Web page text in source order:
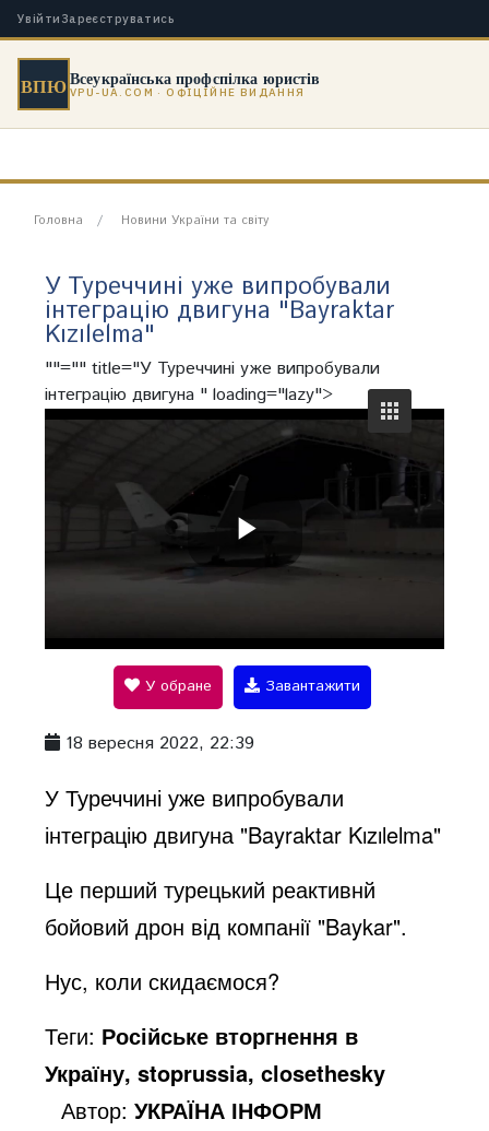
Увійти Зареєструватись
ВПЮВсеукраїнська профспілка юристів
VPU-UA.COM · ОФІЦІЙНЕ ВИДАННЯ
Головна Новини України та світу
У Туреччині уже випробували
інтеграцію двигуна "Bayraktar
Kızılelma"
""="" title="У Туреччині уже випробували
інтеграцію двигуна " loading="lazy">
P
l
a
y
V
i
d
e
У обране Завантажити
18 вересня 2022, 22:39
У Туреччині уже випробували
інтеграцію двигуна "Bayraktar Kızılelma"
Це перший турецький реактивнй
бойовий дрон від компанії "Baykar".
Нус, коли скидаємося?
Теги: Російське вторгнення в
Україну, stoprussia, closethesky
Автор:УКРАЇНА ІНФОРМ